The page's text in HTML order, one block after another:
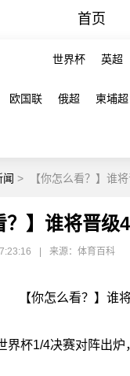
首页
世界杯 英超
欧国联 俄超 柬埔超
> 【你怎么看？】谁
？】谁将晋
来源：体育百科
界杯1/4决赛对阵出